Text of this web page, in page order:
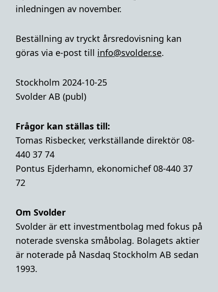
inledningen av november.
Beställning av tryckt årsredovisning kan
göras via e-post till info@svolder.se.
Stockholm 2024-10-25
Svolder AB (publ)
Frågor kan ställas till:
Tomas Risbecker, verkställande direktör 08-
440 37 74
Pontus Ejderhamn, ekonomichef 08-440 37
72
Om Svolder
Svolder är ett investmentbolag med fokus på
noterade svenska småbolag. Bolagets aktier
är noterade på Nasdaq Stockholm AB sedan
1993.